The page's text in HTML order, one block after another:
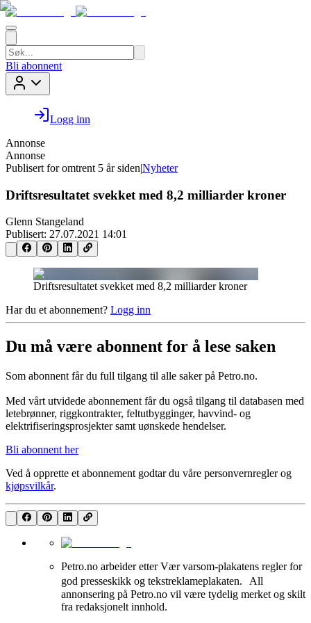
Bli abonnent
Logg inn
Annonse
Annonse
Publisert for omtrent 5 år siden|Nyheter
Driftsresultatet svekket med 8,2 milliarder kroner
Glenn Stangeland
Publisert: 27.07.2021 14:01
Driftsresultatet svekket med 8,2 milliarder kroner
Har du et abonnement? Logg inn
Du må være abonnent for å lese saken
Som abonnent får du full tilgang til alle saker på Petro.no.
Med vårt utvidede abonnement får du også tilgang til databasen med
letebrønner, riggkontrakter, feltutbygginger, havvind- og
elektrifiseringsprosjekter samt uønskede hendelser.
Bli abonnent her
Ved å opprette et abonnement godtar du våre personvernreglerog
kjøpsvilkår.
Petro.no arbeider etter Vær varsom-plakatens regler for
god presseskikk og tekstreklameplakaten. All
annonsering på Petro.no vil være tydelig merket og skilt
fra redaksjonelt innhold.